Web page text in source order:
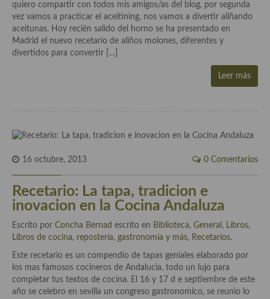
Cocina Italiana
Cocina Luxemburgo
Cocina Polaca
Cocina Sueca
Cocina Suiza
quiero compartir con todos mis amigos/as del blog, por segunda
vez vamos a practicar el aceitining, nos vamos a divertir aliñando
aceitunas. Hoy recién salido del horno se ha presentado en
Madrid el nuevo recetario de aliños molones, diferentes y
divertidos para convertir […]
Leer más
16 octubre, 2013 0 Comentarios
Recetario: La tapa, tradicion e
inovacion en la Cocina Andaluza
Escrito por Concha Bernad escrito en Biblioteca, General , Libros,
Libros de cocina, repostería, gastronomía y más, Recetarios.
Este recetario es un compendio de tapas geniales elaborado por
los mas famosos cocineros de Andalucia, todo un lujo para
completar tus textos de cocina. El 16 y 17 d e septiembre de este
año se celebro en sevilla un congreso gastronomico, se reunio lo